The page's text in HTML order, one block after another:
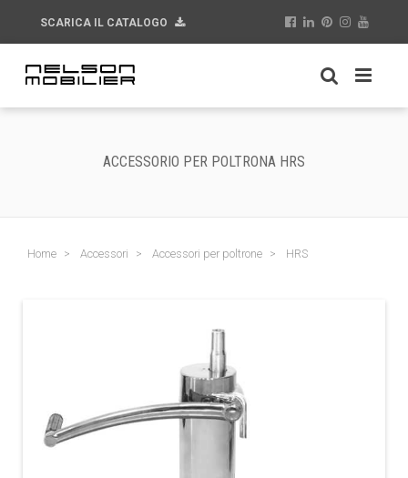
SCARICA IL CATALOGO
ACCESSORIO PER POLTRONA HRS
Home Accessori Accessori per poltrone HRS